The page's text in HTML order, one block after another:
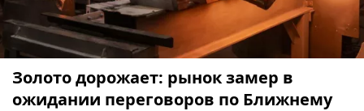
Золото дорожает: рынок замер в
ожидании переговоров по Ближнему